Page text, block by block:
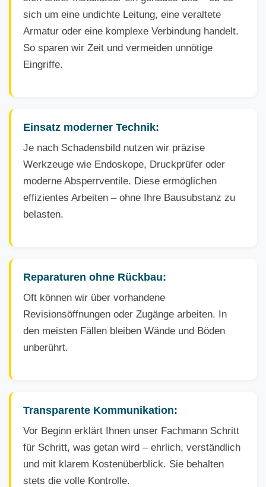
sich um eine undichte Leitung, eine veraltete
Armatur oder eine komplexe Verbindung handelt.
So sparen wir Zeit und vermeiden unnötige
Eingriffe.
Einsatz moderner Technik:
Je nach Schadensbild nutzen wir präzise
Werkzeuge wie Endoskope, Druckprüfer oder
moderne Absperrventile. Diese ermöglichen
effizientes Arbeiten – ohne Ihre Bausubstanz zu
belasten.
Reparaturen ohne Rückbau:
Oft können wir über vorhandene
Revisionsöffnungen oder Zugänge arbeiten. In
den meisten Fällen bleiben Wände und Böden
unberührt.
Transparente Kommunikation:
Vor Beginn erklärt Ihnen unser Fachmann Schritt
für Schritt, was getan wird – ehrlich, verständlich
und mit klarem Kostenüberblick. Sie behalten
stets die volle Kontrolle.